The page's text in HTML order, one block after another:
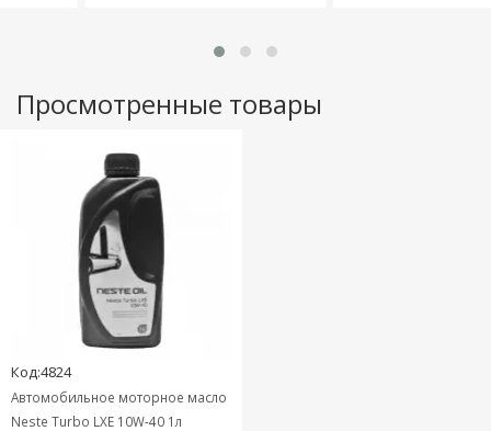
Просмотренные товары
Код:4824
Автомобильное моторное масло
Neste Turbo LXE 10W-40 1л